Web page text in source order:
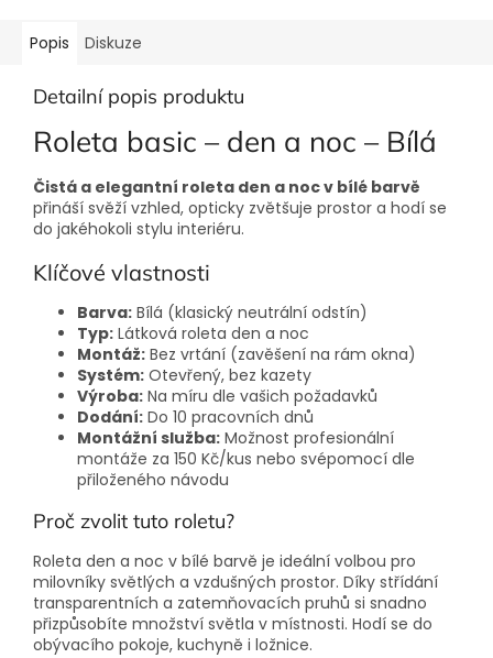
Popis Diskuze
Detailní popis produktu
Roleta basic – den a noc – Bílá
Čistá a elegantní roleta den a noc v bílé barvě
přináší svěží vzhled, opticky zvětšuje prostor a hodí se
do jakéhokoli stylu interiéru.
Klíčové vlastnosti
Barva: Bílá (klasický neutrální odstín)
Typ: Látková roleta den a noc
Montáž: Bez vrtání (zavěšení na rám okna)
Systém: Otevřený, bez kazety
Výroba: Na míru dle vašich požadavků
Dodání: Do 10 pracovních dnů
Montážní služba: Možnost profesionální
montáže za 150 Kč/kus nebo svépomocí dle
přiloženého návodu
Proč zvolit tuto roletu?
Roleta den a noc v bílé barvě je ideální volbou pro
milovníky světlých a vzdušných prostor. Díky střídání
transparentních a zatemňovacích pruhů si snadno
přizpůsobíte množství světla v místnosti. Hodí se do
obývacího pokoje, kuchyně i ložnice.